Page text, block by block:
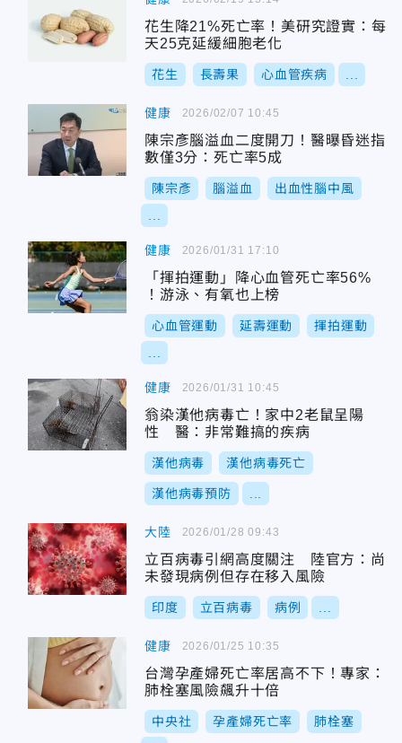
花生降21%死亡率！美研究證實：每
天25克延緩細胞老化
花生 長壽果 心血管疾病
健康
陳宗彥腦溢血二度開刀！醫曝昏迷指
數僅3分：死亡率5成
陳宗彥 腦溢血 出血性腦中風
2026/02/07 10:45
健康
「揮拍運動」降心血管死亡率56%
！游泳、有氧也上榜
心血管運動 延壽運動 揮拍運動
2026/01/31 17:10
健康
翁染漢他病毒亡！家中2老鼠呈陽
性 醫：非常難搞的疾病
漢他病毒 漢他病毒死亡
漢他病毒預防
2026/01/31 10:45
大陸
立百病毒引網高度關注 陸官方：尚
未發現病例但存在移入風險
印度 立百病毒 病例
2026/01/28 09:43
健康
台灣孕產婦死亡率居高不下！專家：
肺栓塞風險飆升十倍
中央社 孕產婦死亡率 肺栓塞
2026/01/25 10:35